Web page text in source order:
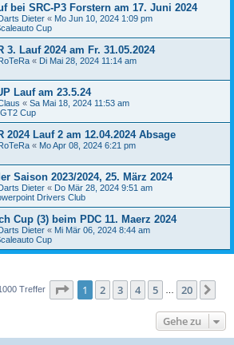
bei SRC-P3 Forstern am 17. Juni 2024
Dieter « Mo Jun 10, 2024 1:09 pm
Cup
3. Lauf 2024 am Fr. 31.05.2024
« Di Mai 28, 2024 11:14 am
Lauf am 23.5.24
« Sa Mai 18, 2024 11:53 am
Cup
2024 Lauf 2 am 12.04.2024 Absage
« Mo Apr 08, 2024 6:21 pm
Saison 2023/2024, 25. März 2024
Dieter « Do Mär 28, 2024 9:51 am
Drivers Club
Cup (3) beim PDC 11. Maerz 2024
Dieter « Mi Mär 06, 2024 8:44 am
Cup
Treffer Seite 1von 20
1 2 3 4 5 20
Gehe zu